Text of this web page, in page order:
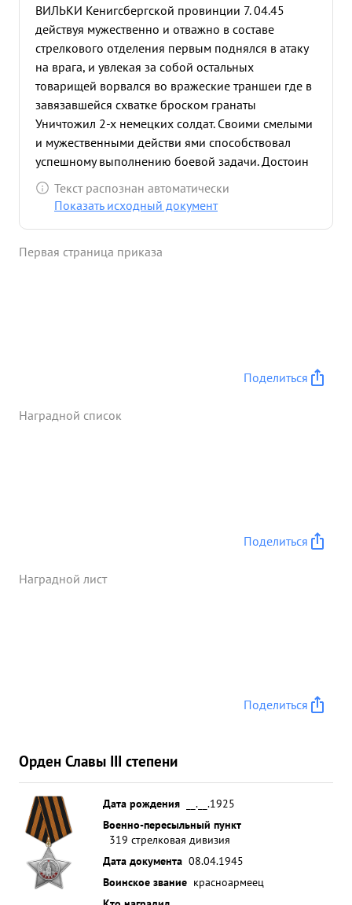
ВИЛЬКИ Кенигсбергской провинции 7. 04.45
действуя мужественно и отважно в составе
стрелкового отделения первым поднялся в атаку
на врага, и увлекая за собой остальных
товарищей ворвался во вражеские траншеи где в
завязавшейся схватке броском гранаты
Уничтожил 2-х немецких солдат. Своими смелыми
и мужественными действи ями способствовал
успешному выполнению боевой задачи. Достоин
награждения орденом Слава третьей степени. ...»
Текст распознан автоматически
Показать исходный документ
Первая страница приказа
Поделиться
Наградной список
Поделиться
Наградной лист
Поделиться
Орден Славы III степени
Дата рождения
__.__.1925
Военно-пересыльный пункт
319 стрелковая дивизия
Дата документа 08.04.1945
Воинское звание красноармеец